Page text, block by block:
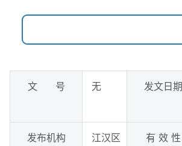
文 号 无 发文日期
发布机构
江汉区
有 效 性